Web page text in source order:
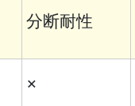
分断耐性
×